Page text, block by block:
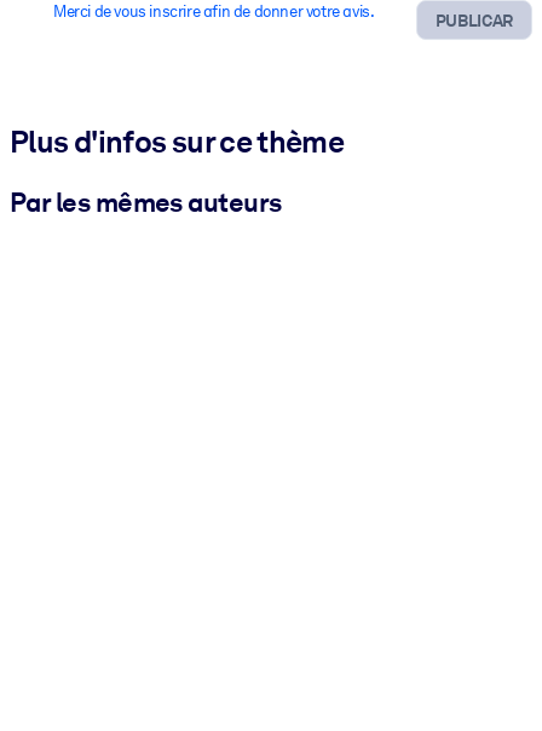
PUBLICAR
Merci de vous inscrire afin de donner votre avis.
Plus d'infos sur ce thème
Par les mêmes auteurs